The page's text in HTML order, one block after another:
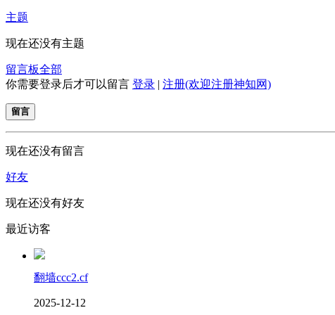
主题
现在还没有主题
留言板全部
你需要登录后才可以留言 登录 | 注册(欢迎注册神知网)
留言
现在还没有留言
好友
现在还没有好友
最近访客
翻墙ccc2.cf
2025-12-12